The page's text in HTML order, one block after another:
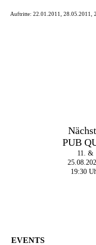
Auftritte: 22.01.2011, 28.05.2011,
PUB
11. &
19:30
EVENTS